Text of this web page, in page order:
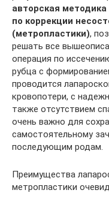
авторская
по коррекции
(метропластики),
решать все
операция по
рубца с
проводится
кровопотери, с
также отсутствием
очень важно для
самостоятельному
последующим родам.
Преимущества
метропластики